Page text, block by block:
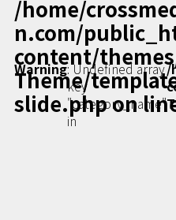
編集4.0
その他
ラジオ
Podcast番組
「ビジネス・ブック
Podcast番組
/home/
n.com/
content/
Theme/
slide.phpon
Warning: Undefined array
key
"category_name"
in
/